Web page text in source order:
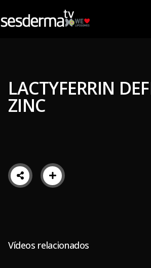
LACTYFERRIN
ZINC
Vídeos relacionados